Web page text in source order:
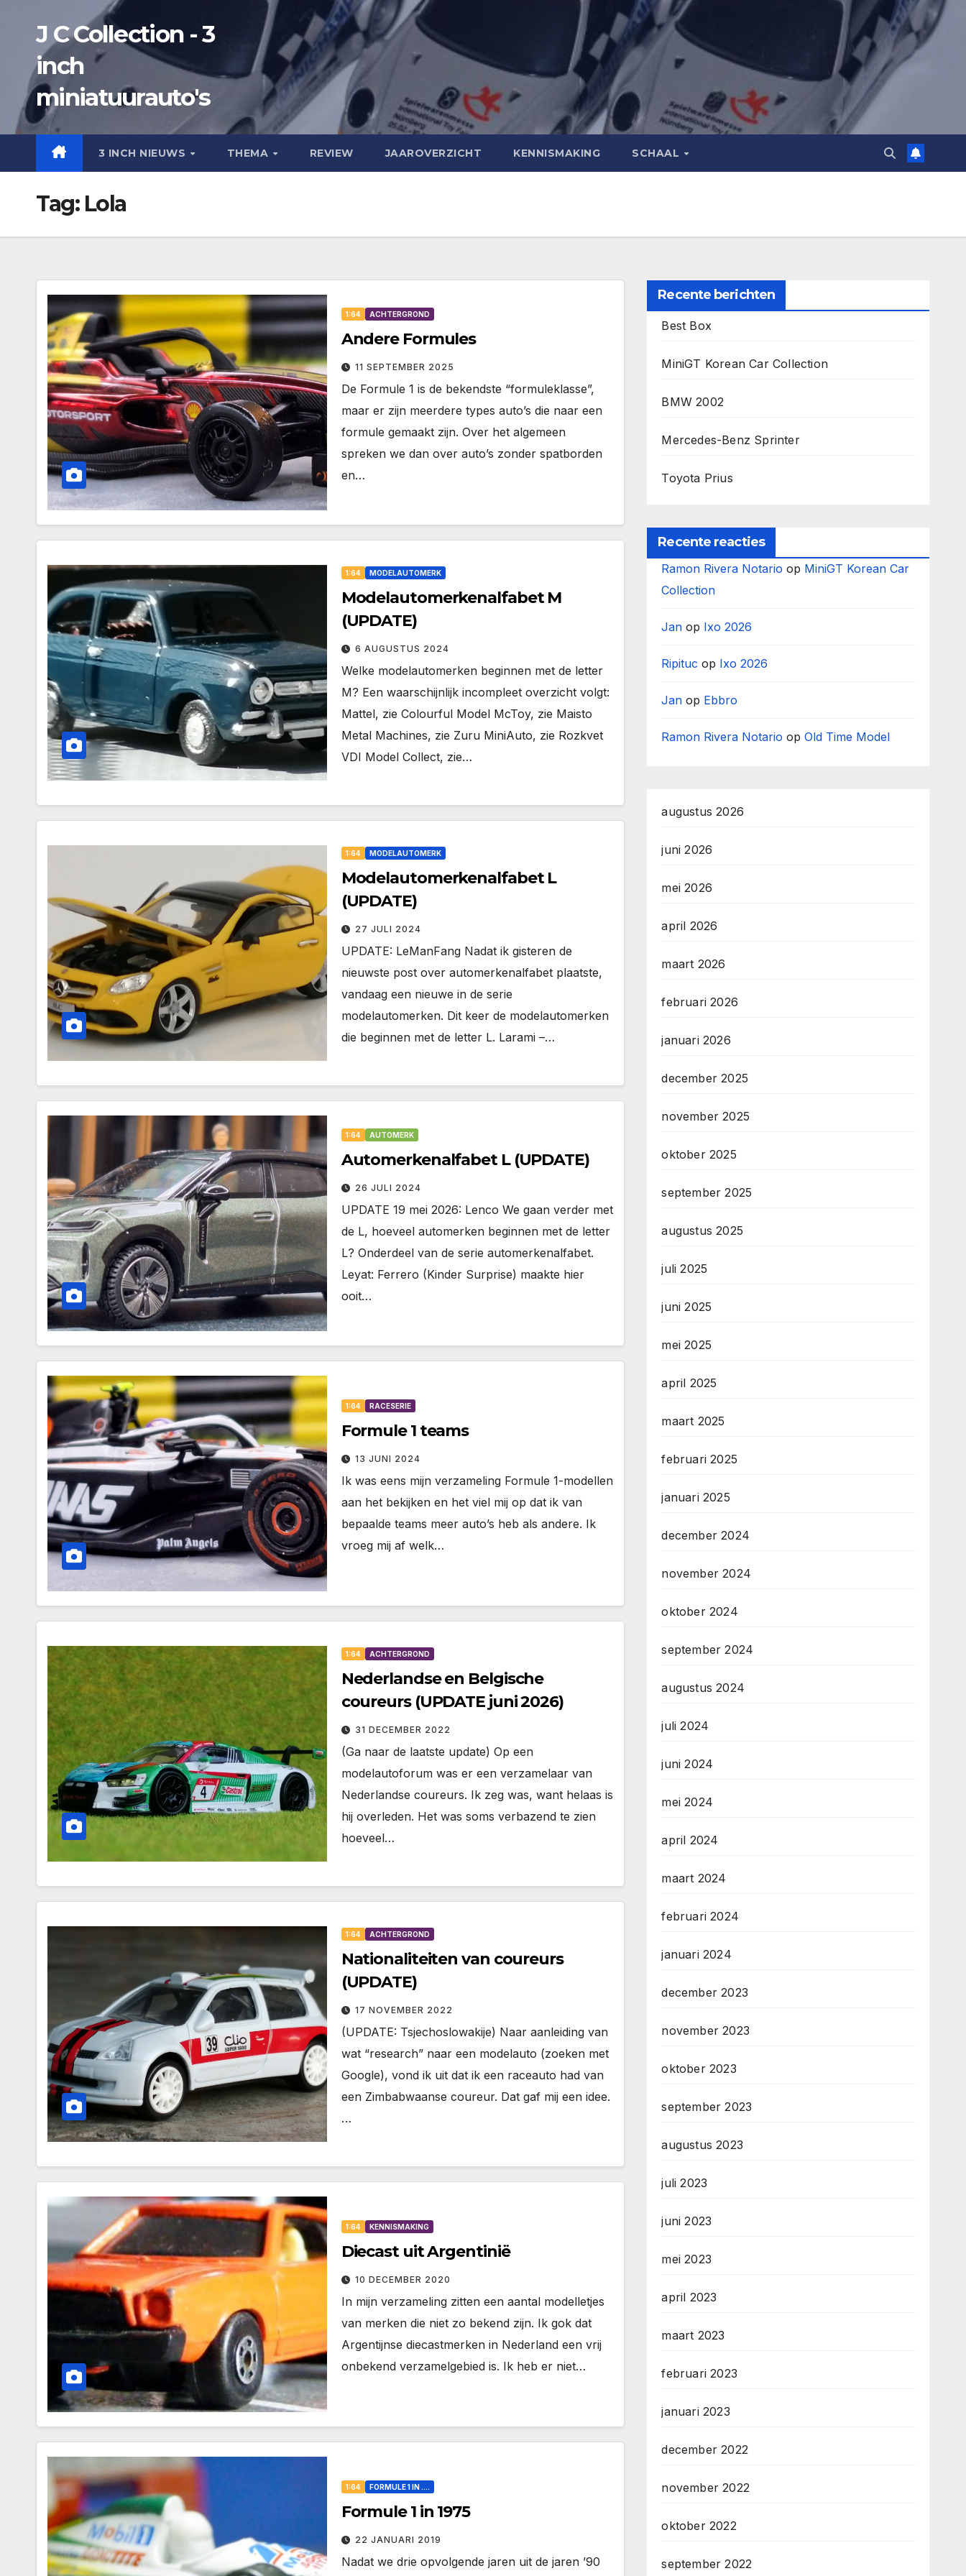
inhoud
J C Collection - 3
inch
miniatuurauto's
3 INCH NIEUWS THEMA REVIEW JAAROVERZICHT KENNISMAKING SCHAAL
Tag: Lola
1:64 ACHTERGROND
Andere Formules
11 SEPTEMBER 2025
De Formule 1 is de bekendste “formuleklasse”,
maar er zijn meerdere types auto’s die naar een
formule gemaakt zijn. Over het algemeen
spreken we dan over auto’s zonder spatborden
en…
1:64 MODELAUTOMERK
Modelautomerkenalfabet M
(UPDATE)
6 AUGUSTUS 2024
Welke modelautomerken beginnen met de letter
M? Een waarschijnlijk incompleet overzicht volgt:
Mattel, zie Colourful Model McToy, zie Maisto
Metal Machines, zie Zuru MiniAuto, zie Rozkvet
VDI Model Collect, zie…
1:64 MODELAUTOMERK
Modelautomerkenalfabet L
(UPDATE)
27 JULI 2024
UPDATE: LeManFang Nadat ik gisteren de
nieuwste post over automerkenalfabet plaatste,
vandaag een nieuwe in de serie
modelautomerken. Dit keer de modelautomerken
die beginnen met de letter L. Larami –…
1:64 AUTOMERK
Automerkenalfabet L (UPDATE)
26 JULI 2024
UPDATE 19 mei 2026: Lenco We gaan verder met
de L, hoeveel automerken beginnen met de letter
L? Onderdeel van de serie automerkenalfabet.
Leyat: Ferrero (Kinder Surprise) maakte hier
ooit…
1:64 RACESERIE
Formule 1 teams
13 JUNI 2024
Ik was eens mijn verzameling Formule 1-modellen
aan het bekijken en het viel mij op dat ik van
bepaalde teams meer auto’s heb als andere. Ik
vroeg mij af welk…
1:64 ACHTERGROND
Nederlandse en Belgische
coureurs (UPDATE juni 2026)
31 DECEMBER 2022
(Ga naar de laatste update) Op een
modelautoforum was er een verzamelaar van
Nederlandse coureurs. Ik zeg was, want helaas is
hij overleden. Het was soms verbazend te zien
hoeveel…
1:64 ACHTERGROND
Nationaliteiten van coureurs
(UPDATE)
17 NOVEMBER 2022
(UPDATE: Tsjechoslowakije) Naar aanleiding van
wat “research” naar een modelauto (zoeken met
Google), vond ik uit dat ik een raceauto had van
een Zimbabwaanse coureur. Dat gaf mij een idee.
…
1:64 KENNISMAKING
Diecast uit Argentinië
10 DECEMBER 2020
In mijn verzameling zitten een aantal modelletjes
van merken die niet zo bekend zijn. Ik gok dat
Argentijnse diecastmerken in Nederland een vrij
onbekend verzamelgebied is. Ik heb er niet…
1:64 FORMULE 1 IN ....
Formule 1 in 1975
22 JANUARI 2019
Nadat we drie opvolgende jaren uit de jaren ’90
Recente berichten
Best Box
MiniGT Korean Car Collection
BMW 2002
Mercedes-Benz Sprinter
Toyota Prius
Recente reacties
Ramon Rivera Notario op MiniGT Korean Car
Collection
Jan op Ixo 2026
Ripituc op Ixo 2026
Jan op Ebbro
Ramon Rivera Notario opOld Time Model
augustus 2026
juni 2026
mei 2026
april 2026
maart 2026
februari 2026
januari 2026
december 2025
november 2025
oktober 2025
september 2025
augustus 2025
juli 2025
juni 2025
mei 2025
april 2025
maart 2025
februari 2025
januari 2025
december 2024
november 2024
oktober 2024
september 2024
augustus 2024
juli 2024
juni 2024
mei 2024
april 2024
maart 2024
februari 2024
januari 2024
december 2023
november 2023
oktober 2023
september 2023
augustus 2023
juli 2023
juni 2023
mei 2023
april 2023
maart 2023
februari 2023
januari 2023
december 2022
november 2022
oktober 2022
september 2022